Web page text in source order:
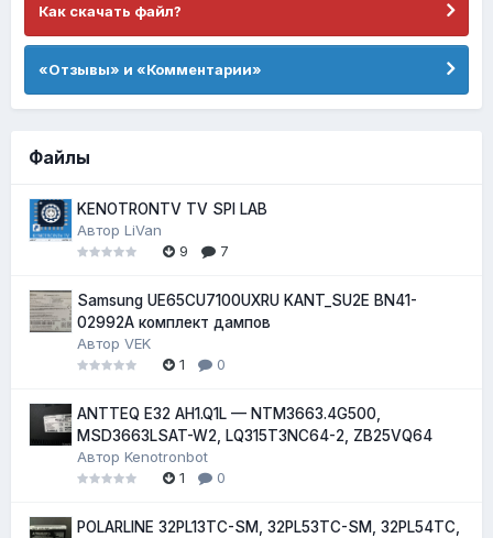
Как скачать файл?
«Отзывы» и «Комментарии»
Файлы
KENOTRONTV TV SPI LAB
Автор LiVan
9
7
Samsung UE65CU7100UXRU KANT_SU2E BN41-
02992A комплект дампов
Автор VEK
1
0
ANTTEQ E32 AH1.Q1L — NTM3663.4G500,
MSD3663LSAT-W2, LQ315T3NC64-2, ZB25VQ64
Автор Kenotronbot
1
0
POLARLINE 32PL13TC-SM, 32PL53TC-SM, 32PL54TC,